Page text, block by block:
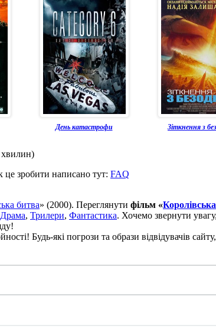
День катастрофи Зіткнення з
хвилин)
зробити написано тут: FAQ
битва» (2000). Переглянути фільм «
Драма, Трилери, Фантастика. Хочемо звернути
Будь-які погрози та образи відвідувачів